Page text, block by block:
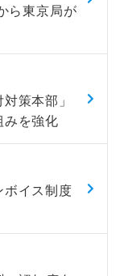
ら東京局が
策本部」
みを強化
ボイス制度